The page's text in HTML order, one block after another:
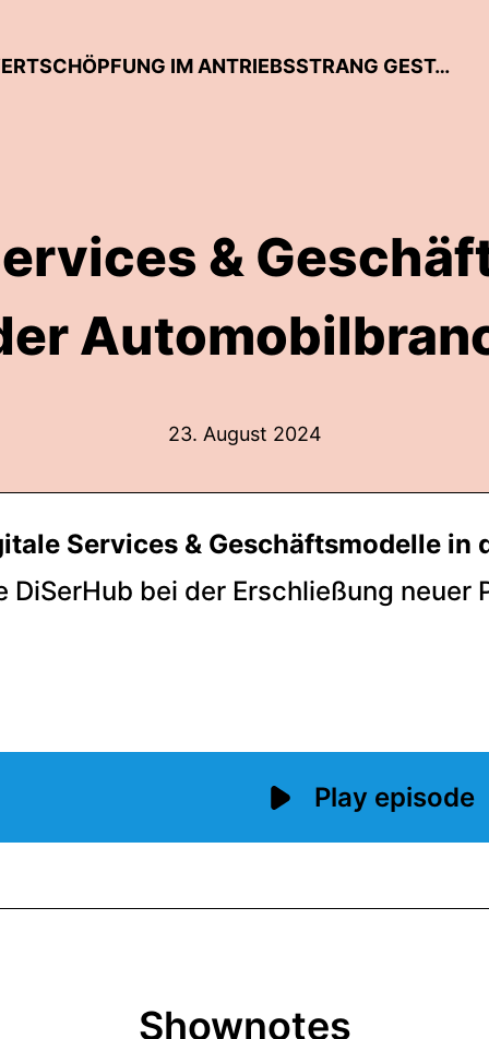
TUWAS-TALKLINE – WANDEL DER WERTSCHÖPFUNG IM ANTRIEBSSTRANG GESTALTEN
&
23. August 2024
Shownotes